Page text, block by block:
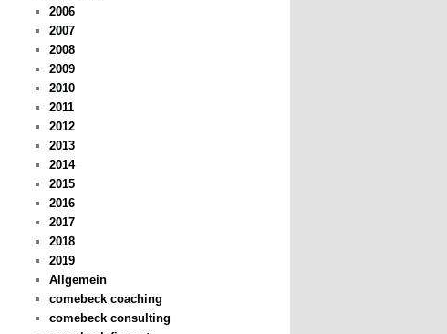
2006
2007
2008
2009
2010
2011
2012
2013
2014
2015
2016
2017
2018
2019
Allgemein
comebeck coaching
comebeck consulting